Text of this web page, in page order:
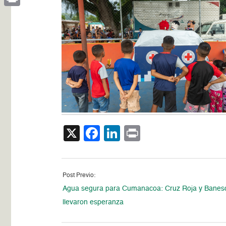
X Facebook
LinkedIn
Post Previo:
Agua segura para Cumanacoa: Cruz Roja y
llevaron esperanza